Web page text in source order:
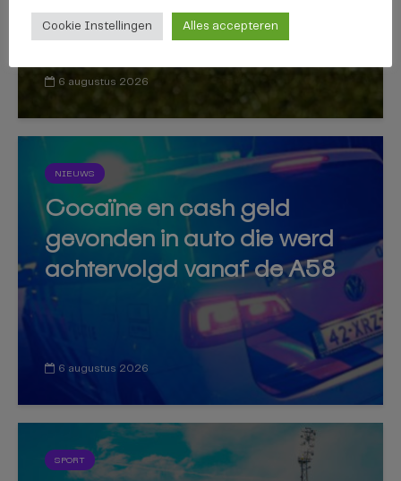
6 augustus 2026
NIEUWS
Cocaïne en cash geld
gevonden in auto die werd
achtervolgd vanaf de A58
6 augustus 2026
SPORT
Cookie Instellingen Alles accepteren